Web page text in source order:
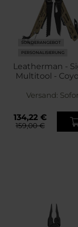
SONDERANGEBOT
PERSONALISIERUNG
Leatherman -
Multitool -
Versand:
134,22 €
159,00 €